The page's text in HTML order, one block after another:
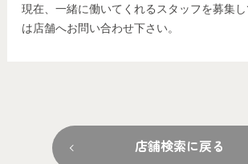
現在、一緒に働いてくれるスタッフを募集し
は店舗へお問い合わせ下さい。
店舗検索に戻る